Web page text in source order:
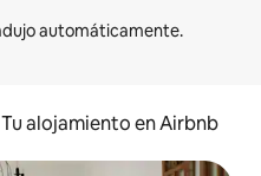
Tu alojamiento en Airbnb